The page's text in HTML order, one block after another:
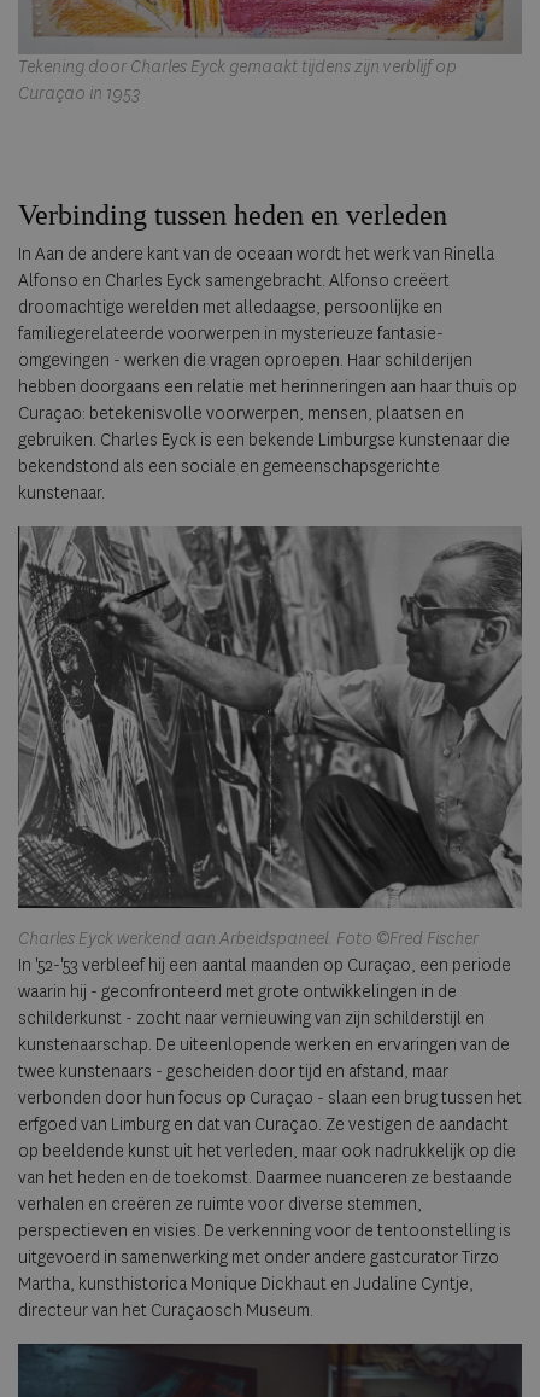
Tekening door Charles Eyck gemaakt tijdens zijn verblijf op
Curaçao in 1953
Verbinding tussen heden en verleden
In Aan de andere kant van de oceaan wordt het werk van Rinella
Alfonso en Charles Eyck samengebracht. Alfonso creëert
droomachtige werelden met alledaagse, persoonlijke en
familiegerelateerde voorwerpen in mysterieuze fantasie-
omgevingen - werken die vragen oproepen. Haar schilderijen
hebben doorgaans een relatie met herinneringen aan haar thuis op
Curaçao: betekenisvolle voorwerpen, mensen, plaatsen en
gebruiken. Charles Eyck is een bekende Limburgse kunstenaar die
bekendstond als een sociale en gemeenschapsgerichte
kunstenaar.
Charles Eyck werkend aan Arbeidspaneel. Foto ©Fred Fischer
In '52-'53 verbleef hij een aantal maanden op Curaçao, een periode
waarin hij - geconfronteerd met grote ontwikkelingen in de
schilderkunst - zocht naar vernieuwing van zijn schilderstijl en
kunstenaarschap. De uiteenlopende werken en ervaringen van de
twee kunstenaars - gescheiden door tijd en afstand, maar
verbonden door hun focus op Curaçao - slaan een brug tussen het
erfgoed van Limburg en dat van Curaçao. Ze vestigen de aandacht
op beeldende kunst uit het verleden, maar ook nadrukkelijk op die
van het heden en de toekomst. Daarmee nuanceren ze bestaande
verhalen en creëren ze ruimte voor diverse stemmen,
perspectieven en visies. De verkenning voor de tentoonstelling is
uitgevoerd in samenwerking met onder andere gastcurator Tirzo
Martha, kunsthistorica Monique Dickhaut en Judaline Cyntje,
directeur van het Curaçaosch Museum.